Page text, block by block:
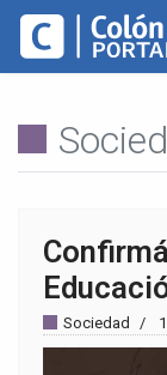
Sociedad